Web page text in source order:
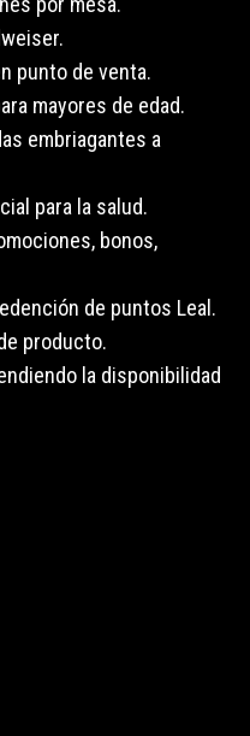
punto de venta.
mayores de edad.
embriagantes a
para la salud.
bonos,
de puntos Leal.
producto.
la disponibilidad